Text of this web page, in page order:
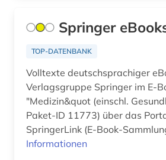
alltagskultur (1)
alltagsleben (1)
almanach (1)
Springer
TOP-DATENBANK
Volltexte deutschsprachiger
Verlagsgruppe Springer im E-
"Medizin&quot (einschl.
Paket-ID 11773) über das
SpringerLink (E-Book-
Informationen